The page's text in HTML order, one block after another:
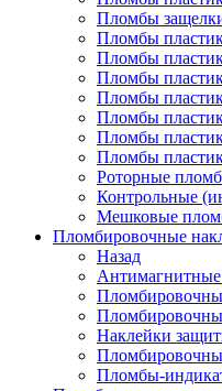
Пломбы
Пломбы
Пломбы
Пломбы
Пломбы
Пломбы
Пломбы
Пломбы
Роторные
Контрольные
Мешковые
Пломбировочные
Назад
Наклейки
Пломбы-